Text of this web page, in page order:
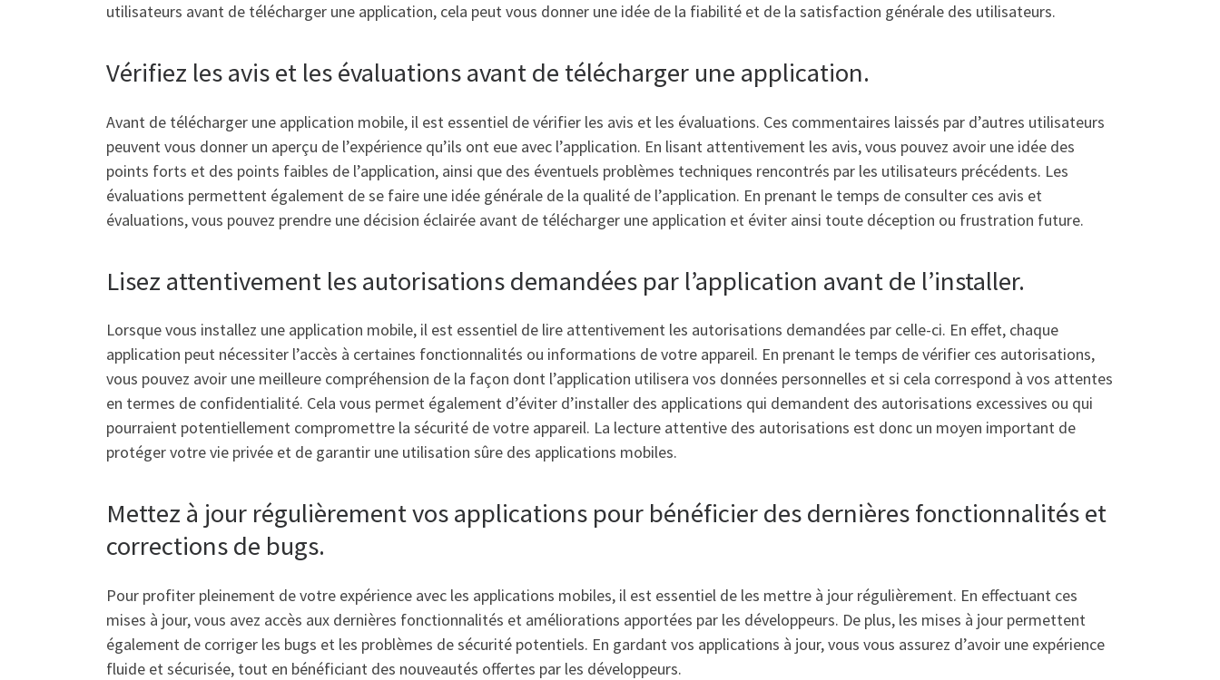
utilisateurs avant de télécharger une application, cela peut vous donner une idée de la fiabilité et de la satisfaction générale des utilisateurs.
Vérifiez les avis et les évaluations avant de télécharger une application.
Avant de télécharger une application mobile, il est essentiel de vérifier les avis et les évaluations. Ces commentaires laissés par d’autres utilisateurs
peuvent vous donner un aperçu de l’expérience qu’ils ont eue avec l’application. En lisant attentivement les avis, vous pouvez avoir une idée des
points forts et des points faibles de l’application, ainsi que des éventuels problèmes techniques rencontrés par les utilisateurs précédents. Les
évaluations permettent également de se faire une idée générale de la qualité de l’application. En prenant le temps de consulter ces avis et
évaluations, vous pouvez prendre une décision éclairée avant de télécharger une application et éviter ainsi toute déception ou frustration future.
Lisez attentivement les autorisations demandées par l’application avant de l’installer.
Lorsque vous installez une application mobile, il est essentiel de lire attentivement les autorisations demandées par celle-ci. En effet, chaque
application peut nécessiter l’accès à certaines fonctionnalités ou informations de votre appareil. En prenant le temps de vérifier ces autorisations,
vous pouvez avoir une meilleure compréhension de la façon dont l’application utilisera vos données personnelles et si cela correspond à vos attentes
en termes de confidentialité. Cela vous permet également d’éviter d’installer des applications qui demandent des autorisations excessives ou qui
pourraient potentiellement compromettre la sécurité de votre appareil. La lecture attentive des autorisations est donc un moyen important de
protéger votre vie privée et de garantir une utilisation sûre des applications mobiles.
Mettez à jour régulièrement vos applications pour bénéficier des dernières fonctionnalités et
corrections de bugs.
Pour profiter pleinement de votre expérience avec les applications mobiles, il est essentiel de les mettre à jour régulièrement. En effectuant ces
mises à jour, vous avez accès aux dernières fonctionnalités et améliorations apportées par les développeurs. De plus, les mises à jour permettent
également de corriger les bugs et les problèmes de sécurité potentiels. En gardant vos applications à jour, vous vous assurez d’avoir une expérience
fluide et sécurisée, tout en bénéficiant des nouveautés offertes par les développeurs.